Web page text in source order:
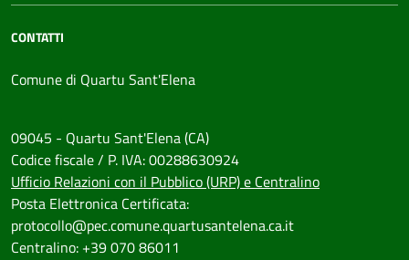
CONTATTI
Comune di Quartu Sant'Elena
09045 - Quartu Sant'Elena (CA)
Codice fiscale / P. IVA: 00288630924
Ufficio Relazioni con il Pubblico (URP) e Centralino
Posta Elettronica Certificata:
protocollo@pec.comune.quartusantelena.ca.it
Centralino: +39 070 86011